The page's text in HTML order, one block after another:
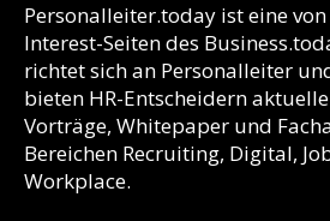
Personalleiter.today ist eine
Interest-Seiten des
richtet sich an Personalleiter
bieten HR-Entscheidern
Vorträge, Whitepaper und
Bereichen Recruiting, Digital,
Workplace.